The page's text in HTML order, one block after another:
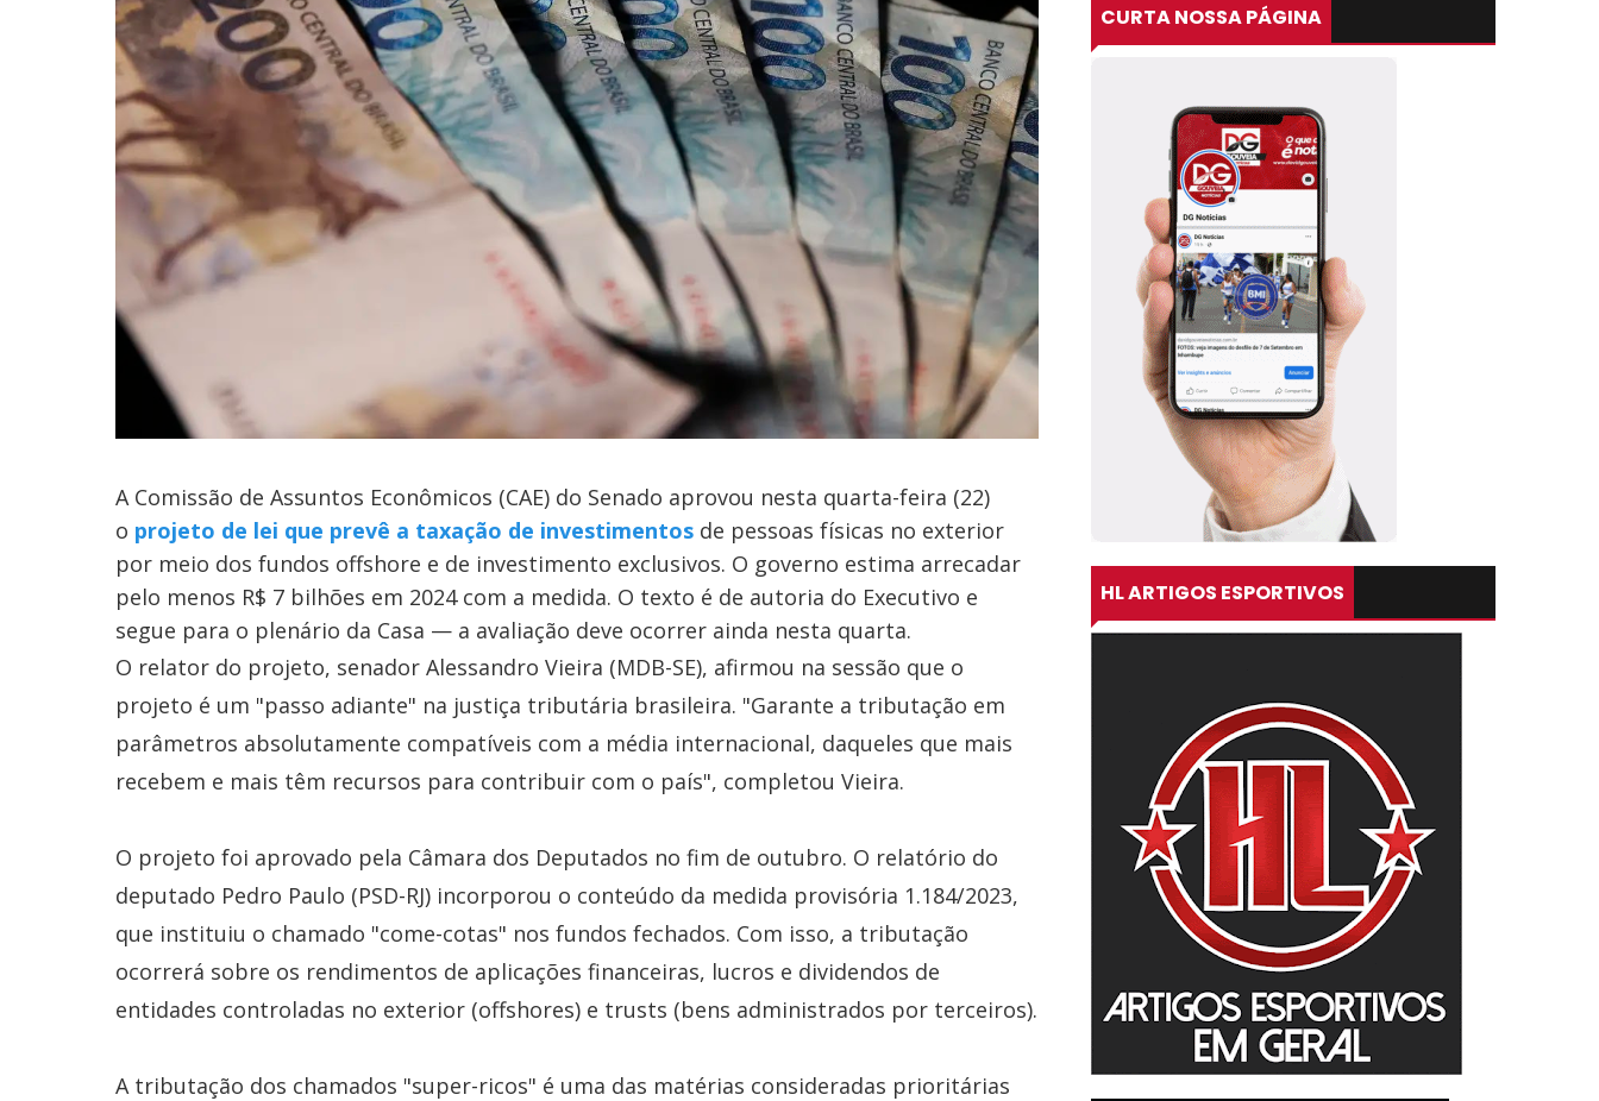
A Comissão de Assuntos Econômicos (CAE) do Senado aprovou nesta quarta-feira (22)
o projeto de lei que prevê a taxação de investimentos de pessoas físicas no exterior
por meio dos fundos offshore e de investimento exclusivos. O governo estima arrecadar
pelo menos R$ 7 bilhões em 2024 com a medida. O texto é de autoria do Executivo e
segue para o plenário da Casa — a avaliação deve ocorrer ainda nesta quarta.
O relator do projeto, senador Alessandro Vieira (MDB-SE), afirmou na sessão que o
projeto é um "passo adiante" na justiça tributária brasileira. "Garante a tributação em
parâmetros absolutamente compatíveis com a média internacional, daqueles que mais
recebem e mais têm recursos para contribuir com o país", completou Vieira.
O projeto foi aprovado pela Câmara dos Deputados no fim de outubro. O relatório do
deputado Pedro Paulo (PSD-RJ) incorporou o conteúdo da medida provisória 1.184/2023,
que instituiu o chamado "come-cotas" nos fundos fechados. Com isso, a tributação
ocorrerá sobre os rendimentos de aplicações financeiras, lucros e dividendos de
entidades controladas no exterior (offshores) e trusts (bens administrados por terceiros).
A tributação dos chamados "super-ricos" é uma das matérias consideradas prioritárias
CURTA NOSSA PÁGINA
HL ARTIGOS ESPORTIVOS